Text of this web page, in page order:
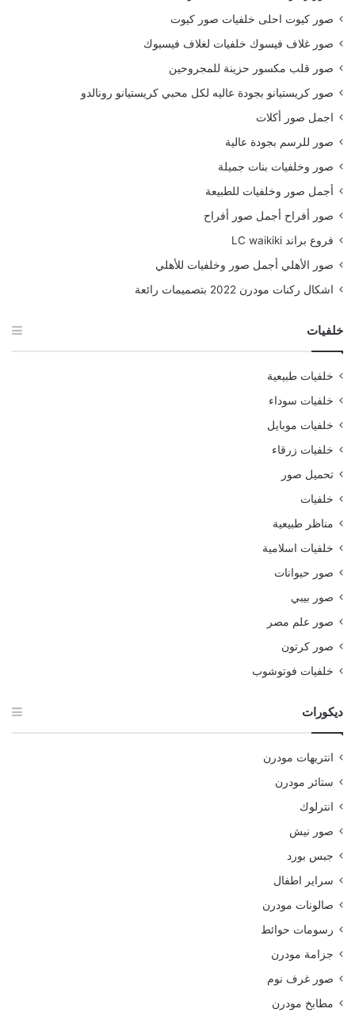
صور كيوت احلى خلفيات صور كيوت
صور غلاف فيسوك خلفيات لغلاف فيسبوك
صور قلب مكسور حزينة للمجروحين
صور كريستيانو بجودة عاليه لكل محبي كريستيانو رونالدو
اجمل صور أكلات
صور للرسم بجودة عالية
صور وخلفيات بنات جميلة
أجمل صور وخلفيات للطبيعة
صور أفراح أجمل صور أفراح
فروع براند LC waikiki
صور الأهلي أجمل صور وخلفيات للأهلي
اشكال ركنات مودرن 2022 بتصميمات رائعة
خلفيات
خلفيات طبيعية
خلفيات سوداء
خلفيات موبايل
خلفيات زرقاء
تحميل صور
خلفيات
مناظر طبيعية
خلفيات اسلامية
صور حيوانات
صور بيبي
صور علم مصر
صور كرتون
خلفيات فوتوشوب
ديكورات
انتريهات مودرن
ستائر مودرن
انترلوك
صور نيش
جبس بورد
سراير اطفال
صالونات مودرن
رسومات حوائط
جزامة مودرن
صور غرف نوم
مطابخ مودرن